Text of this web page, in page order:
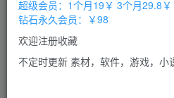
超级会员：1个月19￥ 3个月29.8￥
钻石永久会员：￥98
欢迎注册收藏
不定时更新 素材，软件，游戏，小